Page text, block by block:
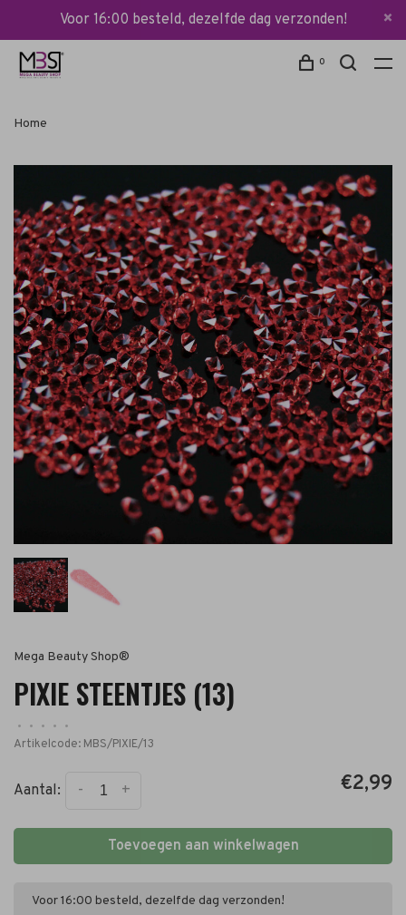
Voor 16:00 besteld, dezelfde dag verzonden!
0
Home
Mega Beauty Shop®
PIXIE STEENTJES (13)
• • • •
•
Artikelcode: MBS/PIXIE/13
Aantal: +
- €2,99
Toevoegen aan winkelwagen
Voor 16:00 besteld, dezelfde dag verzonden!